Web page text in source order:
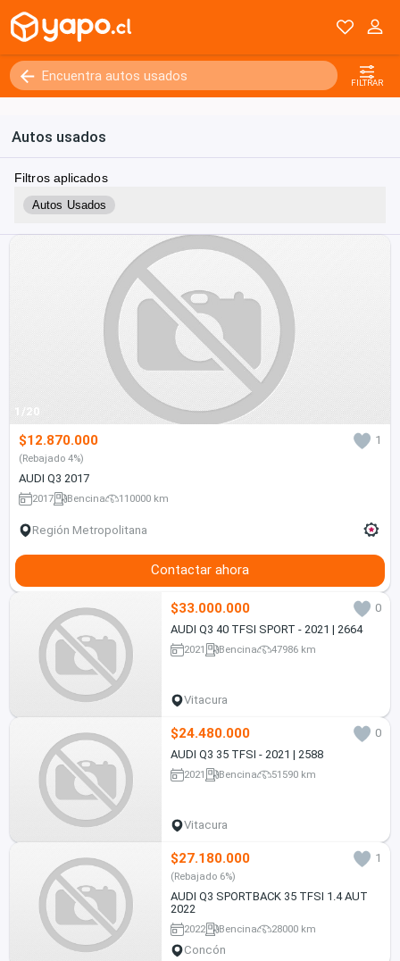
FILTRAR
Autos usados
Filtros aplicados
Autos Usados
1/20
$12.870.000 1
(Rebajado 4%)
AUDI Q3 2017
2017 Bencina 110000 km
Región Metropolitana
Contactar ahora
$33.000.000
0
AUDI Q3 40 TFSI SPORT - 2021 | 2664
2021 Bencina 47986 km
Vitacura
$24.480.000
0
AUDI Q3 35 TFSI - 2021 | 2588
2021 Bencina 51590 km
Vitacura
$27.180.000 1
(Rebajado 6%)
AUDI Q3 SPORTBACK 35 TFSI 1.4 AUT
2022
2022 Bencina 28000 km
Concón